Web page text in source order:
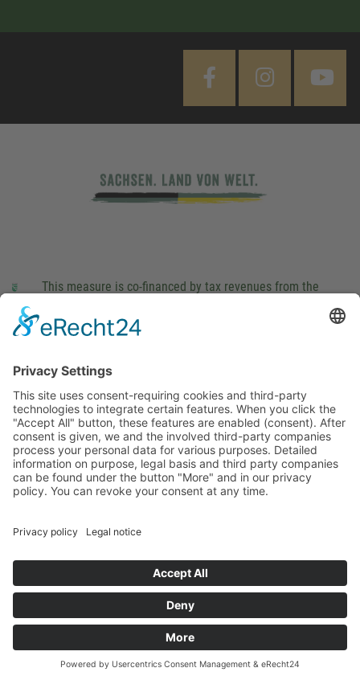
This measure is co-financed by tax revenues from the
Landtag (parliament).
This site uses consent-requiring cookies and third-party
technologies to integrate certain features. When you click the
"Accept All" button, these features are enabled (consent).
After consent is given, we and the involved third-party
companies process your personal data for various purposes.
companies can be found under the button "More" and in our
DENY ACCEPT MORE
Legal notice Privacy policy